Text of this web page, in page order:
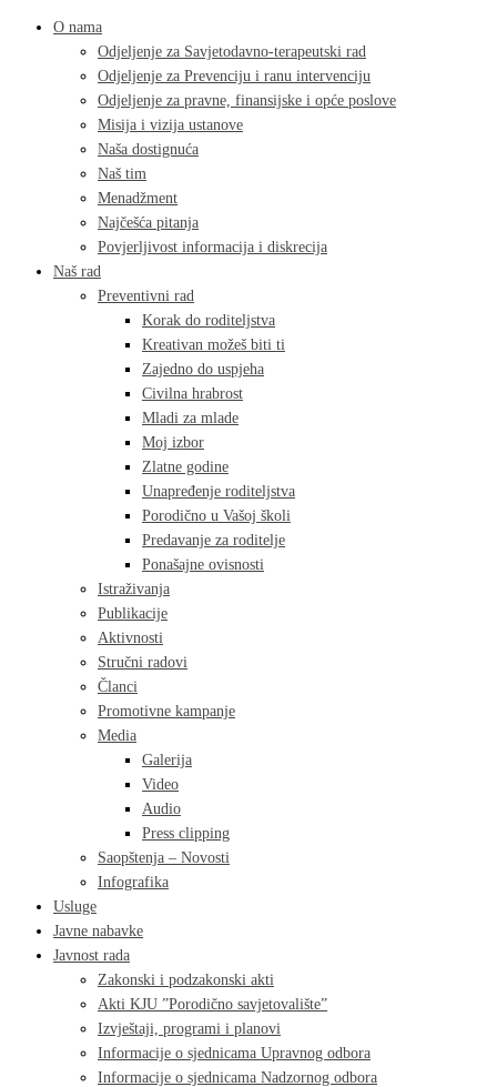
O nama
Odjeljenje za Savjetodavno-terapeutski rad
Odjeljenje za Prevenciju i ranu intervenciju
Odjeljenje za pravne, finansijske i opće poslove
Misija i vizija ustanove
Naša dostignuća
Naš tim
Menadžment
Najčešća pitanja
Povjerljivost informacija i diskrecija
Naš rad
Preventivni rad
Korak do roditeljstva
Kreativan možeš biti ti
Zajedno do uspjeha
Civilna hrabrost
Mladi za mlade
Moj izbor
Zlatne godine
Unapređenje roditeljstva
Porodično u Vašoj školi
Predavanje za roditelje
Ponašajne ovisnosti
Istraživanja
Publikacije
Aktivnosti
Stručni radovi
Članci
Promotivne kampanje
Media
Galerija
Video
Audio
Press clipping
Saopštenja – Novosti
Infografika
Usluge
Javne nabavke
Javnost rada
Zakonski i podzakonski akti
Akti KJU ”Porodično savjetovalište”
Izvještaji, programi i planovi
Informacije o sjednicama Upravnog odbora
Informacije o sjednicama Nadzornog odbora